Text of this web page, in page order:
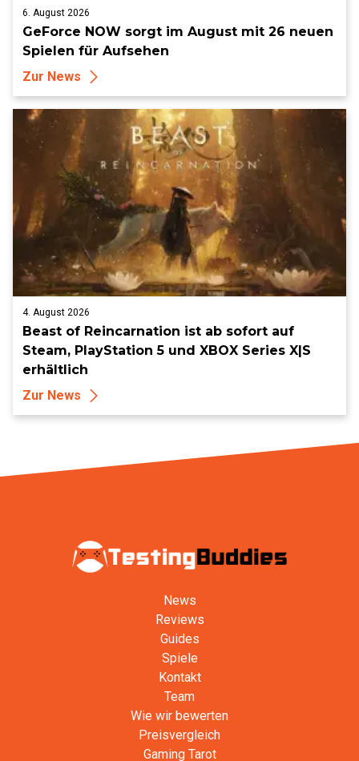
6. August 2026
GeForce NOW sorgt im August mit 26 neuen
Spielen für Aufsehen
Zur News
4. August 2026
Beast of Reincarnation ist ab sofort auf
Steam, PlayStation 5 und XBOX Series X|S
erhältlich
Zur News
News
Reviews
Guides
Spiele
Kontakt
Team
Wie wir bewerten
Preisvergleich
Gaming Tarot